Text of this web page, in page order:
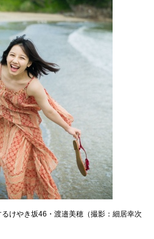
けやき坂46・渡邉美穂（撮影：細居幸次